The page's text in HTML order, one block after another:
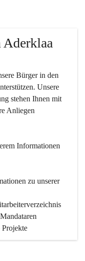
Bürger in den
Unsere
stehen Ihnen mit
Anliegen
Informationen
zu unserer
Projekte